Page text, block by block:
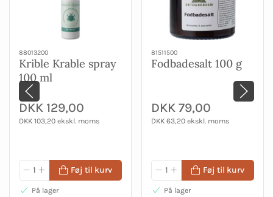
88013200
Krible Krable spray
100 ml
DKK 129,00
DKK 103,20 ekskl. moms
Føj til kurv
På lager
81511500
Fodbadesalt 100 g
DKK 79,00
DKK 63,20 ekskl. moms
Føj til kurv
På lager